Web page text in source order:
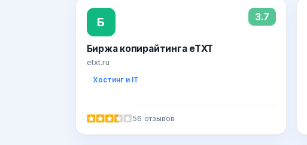
Б 3.7
Биржа копирайтинга eTXT
etxt.ru
Хостинг и IT
56 отзывов